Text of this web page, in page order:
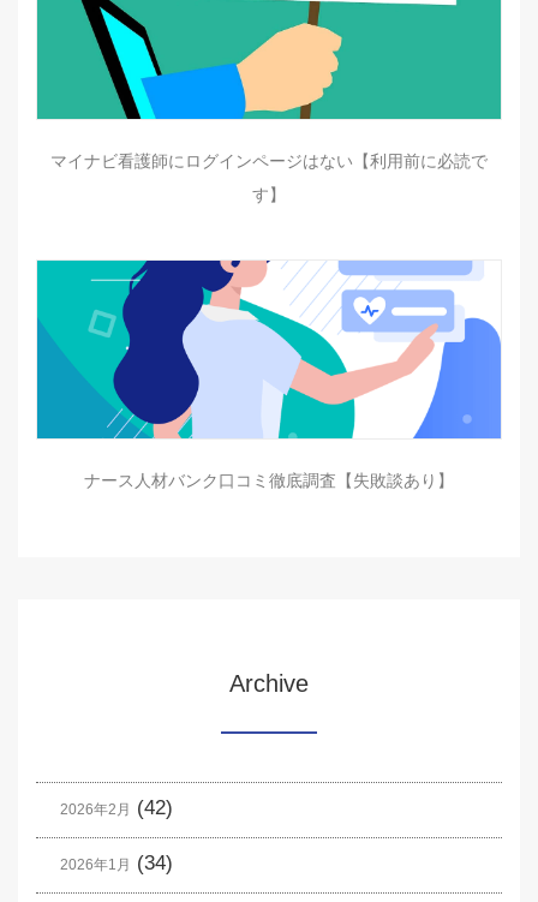
マイナビ看護師にログインページはない【利用前に必読で
す】
ナース人材バンク口コミ徹底調査【失敗談あり】
Archive
2026年2月 (42)
2026年1月 (34)